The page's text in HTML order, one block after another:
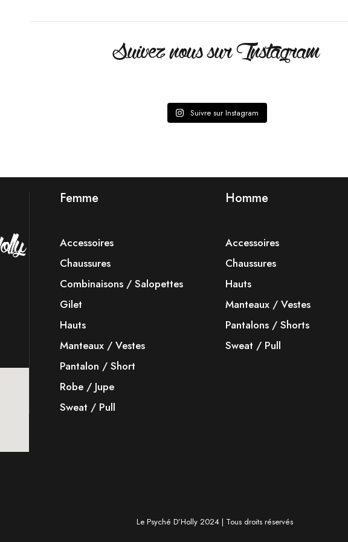
Suivez nous sur Instagram
Suivre sur Instagram
Femme
Accessoires
Chaussures
Combinaisons / Salopettes
Gilet
Hauts
Manteaux / Vestes
Pantalon / Short
Robe / Jupe
Sweat / Pull
Homme
Accessoires
Chaussures
Hauts
Manteaux / Vestes
Pantalons / Shorts
Sweat / Pull
Le Psyché D’Holly 2024 | Tous droits réservés